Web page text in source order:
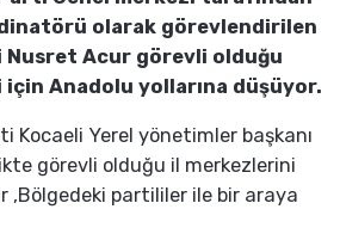
olarak görevlendirilen
Nusret Acur görevli olduğu
Anadolu yollarına düşüyor.
Kocaeli Yerel yönetimler başkanı
görevli olduğu il merkezlerini
,Bölgedeki partililer ile bir araya